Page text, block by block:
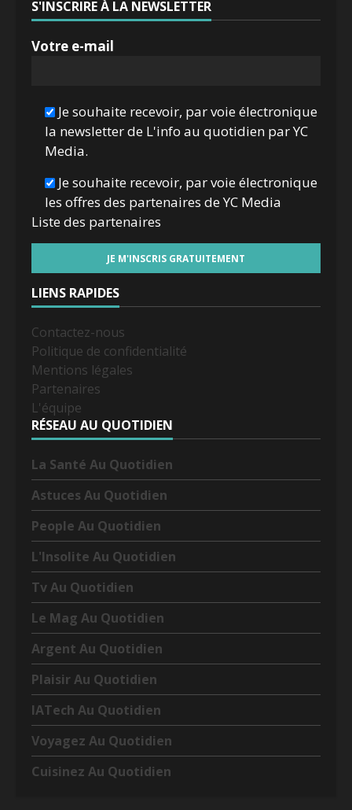
S'INSCRIRE À LA NEWSLETTER
Votre e-mail
Je souhaite recevoir, par voie électronique
la newsletter de L'info au quotidien par YC
Media.
Je souhaite recevoir, par voie électronique
les offres des partenaires de YC Media
Liste des partenaires
LIENS RAPIDES
Contactez-nous
Politique de confidentialité
Mentions légales
Partenaires
L'équipe
RÉSEAU AU QUOTIDIEN
La Santé Au Quotidien
Astuces Au Quotidien
People Au Quotidien
L'Insolite Au Quotidien
Tv Au Quotidien
Le Mag Au Quotidien
Argent Au Quotidien
Plaisir Au Quotidien
IATech Au Quotidien
Voyagez Au Quotidien
Cuisinez Au Quotidien